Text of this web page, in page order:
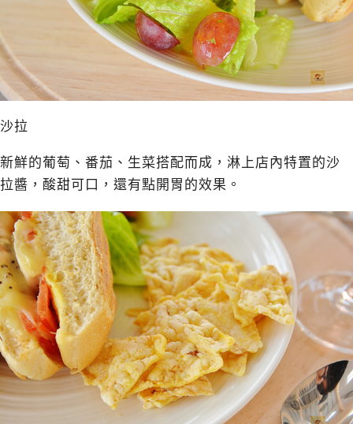
沙拉
新鮮的葡萄、番茄、生菜搭配而成，淋上店內特置的沙
拉醬，酸甜可口，還有點開胃的效果。